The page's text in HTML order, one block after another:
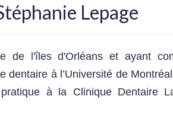
Lepage
de l'îles d'Orléans et ayant
dentaire à l’Université de
à la Clinique Dentaire